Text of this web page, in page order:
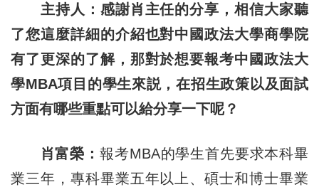
主持人：感謝肖主任的分享，相信大家聽
了您這麼詳細的介紹也對中國政法大學商學院
有了更深的了解，那對於想要報考中國政法大
學MBA項目的學生來説，在招生政策以及面試
方面有哪些重點可以給分享一下呢？
肖富榮： 報考MBA的學生首先要求本科畢
業三年，專科畢業五年以上、碩士和博士畢業